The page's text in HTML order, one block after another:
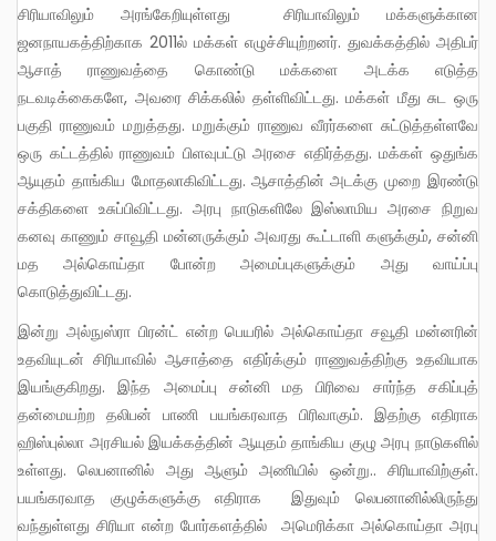
சிரியாவிலும் அரங்கேறியுள்ளது சிரியாவிலும் மக்களுக்கான
ஜனநாயகத்திற்காக 2011ல் மக்கள் எழுச்சியுற்றனர். துவக்கத்தில் அதிபர்
ஆசாத் ராணுவத்தை கொண்டு மக்களை அடக்க எடுத்த
நடவடிக்கைகளே, அவரை சிக்கலில் தள்ளிவிட்டது. மக்கள் மீது சுட ஒரு
பகுதி ராணுவம் மறுத்தது. மறுக்கும் ராணுவ வீரர்களை சுட்டுத்தள்ளவே
ஒரு கட்டத்தில் ராணுவம் பிளவுபட்டு அரசை எதிர்த்தது. மக்கள் ஒதுங்க
ஆயுதம் தாங்கிய மோதலாகிவிட்டது. ஆசாத்தின் அடக்கு முறை இரண்டு
சக்திகளை உசுப்பிவிட்டது. அரபு நாடுகளிலே இஸ்லாமிய அரசை நிறுவ
கனவு காணும் சாவூதி மன்னருக்கும் அவரது கூட்டாளி களுக்கும், சன்னி
மத அல்கொய்தா போன்ற அமைப்புகளுக்கும் அது வாய்ப்பு
கொடுத்துவிட்டது.
இன்று அல்நுஸ்ரா பிரன்ட் என்ற பெயரில் அல்கொய்தா சவூதி மன்னரின்
உதவியுடன் சிரியாவில் ஆசாத்தை எதிர்க்கும் ராணுவத்திற்கு உதவியாக
இயங்குகிறது. இந்த அமைப்பு சன்னி மத பிரிவை சார்ந்த சகிப்புத்
தன்மையற்ற தலிபன் பாணி பயங்கரவாத பிரிவாகும். இதற்கு எதிராக
ஹிஸ்புல்லா அரசியல் இயக்கத்தின் ஆயுதம் தாங்கிய குழு அரபு நாடுகளில்
உள்ளது. லெபனானில் அது ஆளும் அணியில் ஒன்று.. சிரியாவிற்குள்.
பயங்கரவாத குழுக்களுக்கு எதிராக இதுவும் லெபனானில்லிருந்து
வந்துள்ளது சிரியா என்ற போர்களத்தில் அமெரிக்கா அல்கொய்தா அரபு